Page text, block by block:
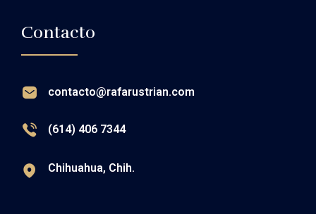
Contacto
contacto@rafarustrian.com
(614) 406 7344
Chihuahua, Chih.